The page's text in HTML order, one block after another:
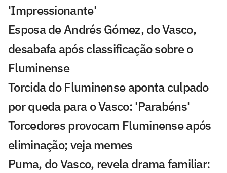
'Impressionante'
Esposa de Andrés Gómez, do Vasco,
desabafa após classificação sobre o
Fluminense
Torcida do Fluminense aponta culpado
por queda para o Vasco: 'Parabéns'
Torcedores provocam Fluminense após
eliminação; veja memes
Puma, do Vasco, revela drama familiar: